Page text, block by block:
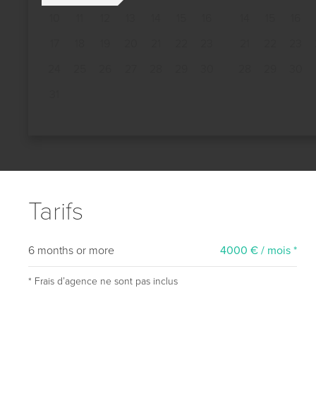
Tarifs
6 months or more 4000 € / mois *
* Frais dʼagence ne sont pas inclus